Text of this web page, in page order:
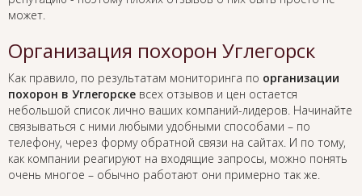
может.
Организация похорон Углегорск
Как правило, по результатам мониторинга по организации
похорон в Углегорске всех отзывов и цен остается
небольшой список лично ваших компаний-лидеров. Начинайте
связываться с ними любыми удобными способами – по
телефону, через форму обратной связи на сайтах. И по тому,
как компании реагируют на входящие запросы, можно понять
очень многое – обычно работают они примерно так же.